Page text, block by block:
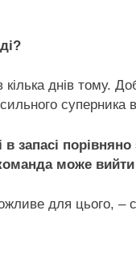
днів тому.
суперника
запасі
може вийти
для цього, –